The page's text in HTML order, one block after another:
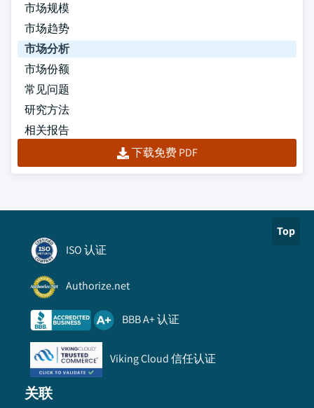
市场规模
市场趋势
市场分析
市场份额
常见问题
研究方法
相关报告
下载免费 PDF
Top
ISO 认证
Authorize.net
BBB A+ 认证
Viking Cloud 信任认证
关联